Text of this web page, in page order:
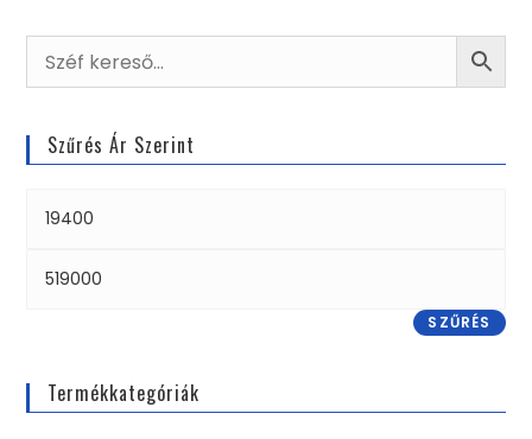
Szűrés Ár Szerint
SZŰRÉS
Termékkategóriák